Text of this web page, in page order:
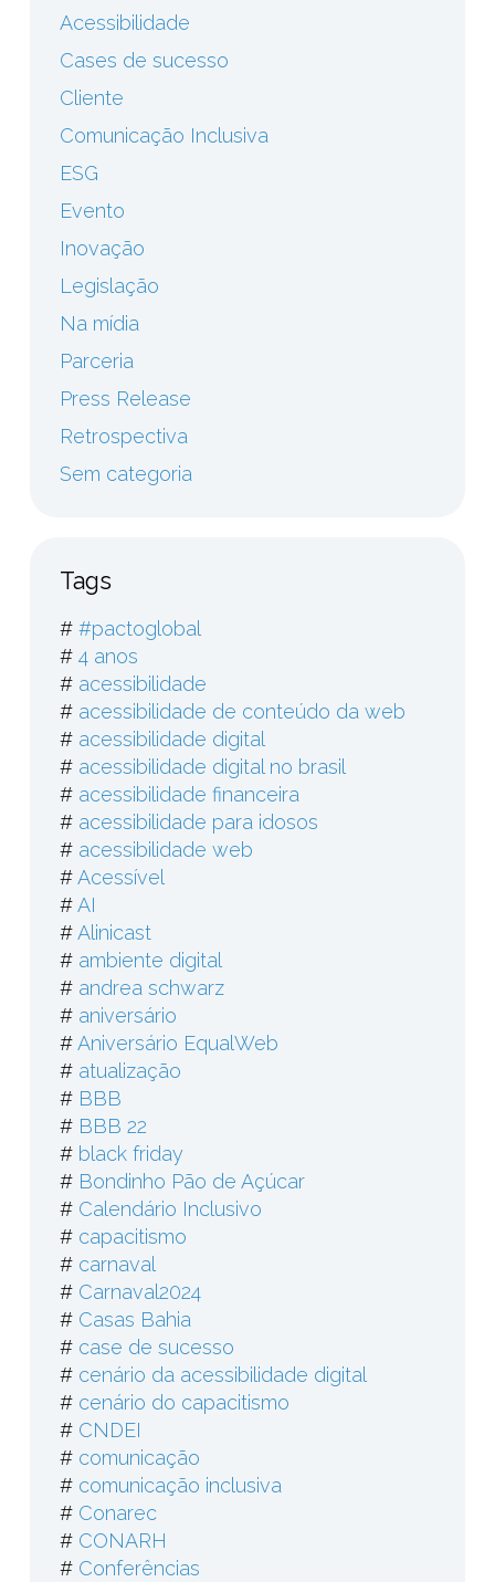
Acessibilidade
Cases de sucesso
Cliente
Comunicação Inclusiva
ESG
Evento
Inovação
Legislação
Na mídia
Parceria
Press Release
Retrospectiva
Sem categoria
Tags
# #pactoglobal
# 4 anos
# acessibilidade
# acessibilidade de conteúdo da web
# acessibilidade digital
# acessibilidade digital no brasil
# acessibilidade financeira
# acessibilidade para idosos
# acessibilidade web
#Acessível
#AI
#Alinicast
# ambiente digital
# andrea schwarz
# aniversário
#Aniversário EqualWeb
# atualização
# BBB
# BBB 22
# black friday
# Bondinho Pão de Açúcar
# Calendário Inclusivo
# capacitismo
# carnaval
# Carnaval2024
# Casas Bahia
# case de sucesso
# cenário da acessibilidade digital
# cenário do capacitismo
# CNDEI
# comunicação
# comunicação inclusiva
# Conarec
# CONARH
# Conferências